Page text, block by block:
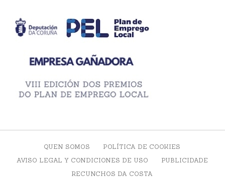
QUEN SOMOS
POLÍTICA DE COOKIES
AVISO LEGAL Y CONDICIONES DE USO
PUBLICIDADE
RECUNCHOS DA COSTA